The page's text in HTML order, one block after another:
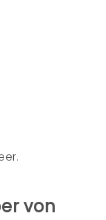
von